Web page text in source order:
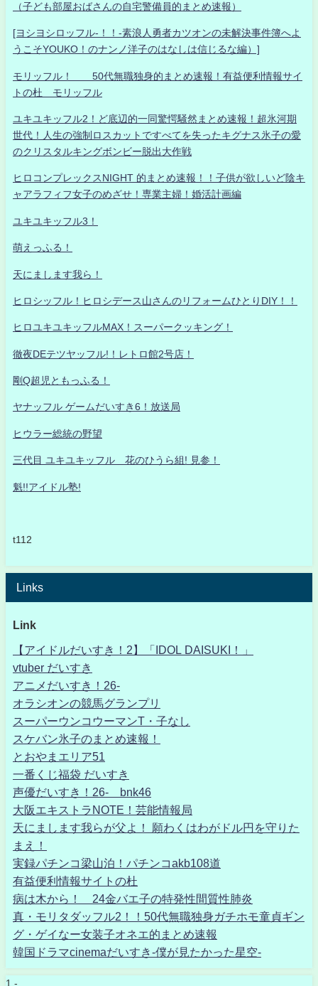
（子ども部屋おばさんの自宅警備員的まとめ速報）
[ヨシヨシロッフル-！！-素浪人勇者カツオンの未解決事件簿へよ
うこそYOUKO！のナンノ洋子のはなしは信じるな編）]
モリッフル！ 50代無職独身的まとめ速報！有益便利情報サイ
トの杜 モリッフル
ユキユキッフル2！ど底辺的一同驚愕騒然まとめ速報！超氷河期
世代！人生の強制ロスカットですべてを失ったキグナス氷子の愛
のクリスタルキングボンビー脱出大作戦
ヒロコンプレックスNIGHT 的まとめ速報！！子供が欲しいど陰キ
ャアラフィフ女子のめざせ！専業主婦！婚活計画編
ユキユキッフル3！
萌えっふる！
天にまします我ら！
ヒロシッフル！ヒロシデース山さんのリフォームひとりDIY！！
ヒロユキユキッフルMAX！スーパークッキング！
徹夜DEテツヤッフル!！レトロ館2号店！
剛Q超児ともっふる！
ヤナッフル ゲームだいすき6！放送局
ヒウラー総統の野望
三代目 ユキユキッフル 花のひうら組! 見参！
魁!!アイドル塾!
t112
Links
Link
【アイドルだいすき！2】「IDOL DAISUKI！」
vtuber だいすき
アニメだいすき！26-
オラシオンの競馬グランプリ
スーパーウンコウーマンT・子なし
スケバン氷子のまとめ速報！
とおやまエリア51
一番くじ福袋 だいすき
声優だいすき！26- bnk46
大阪エキストラNOTE！芸能情報局
天にまします我らが父よ！ 願わくはわがドル円を守りた
まえ！
実録パチンコ梁山泊！パチンコakb108道
有益便利情報サイトの杜
病は木から！ 24金バエ子の特発性間質性肺炎
真・モリタダッフル2！！50代無職独身ガチホモ童貞ギン
グ・ゲイなー女装子オネエ的まとめ速報
韓国ドラマcinemaだいすき-僕が見たかった星空-
1 -